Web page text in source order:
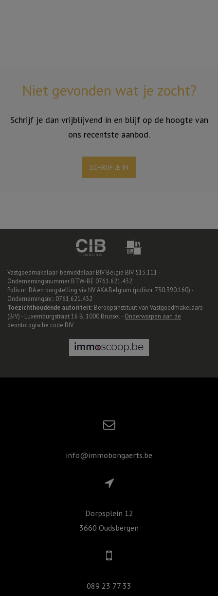
Niet gevonden wat je zocht?
Schrijf je dan vrijblijvend in en blijf op de hoogte van
ons recentste aanbod.
SCHRIJF JE IN
Vastgoedmakelaar-bemiddelaar BIV België BIV 513.111 -
Ondernemingsnummer BTW-BE 0761.621.432
Polis nr: BA en borgstelling via NV AXA Belgium (polisnr. 730.390.160) -
Ondernemingsnr.: 0761.621.432
Toezichthoudende autoriteit: Beroepsinstituut van Vastgoedmakelaars
(BIV) - Luxemburgstraat 16 B, 1000 Brussel - Onderworpen aan de
deontologische code BIV
info@immobongaerts.be
Dorpsplein 12
3660 Oudsbergen
089 23 77 33